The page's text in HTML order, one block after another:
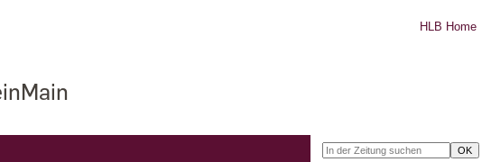
HLB Home